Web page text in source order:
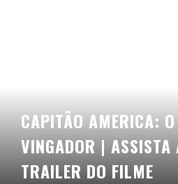
CAPITÃO AMERICA:
VINGADOR | ASSISTA
TRAILER DO FILME